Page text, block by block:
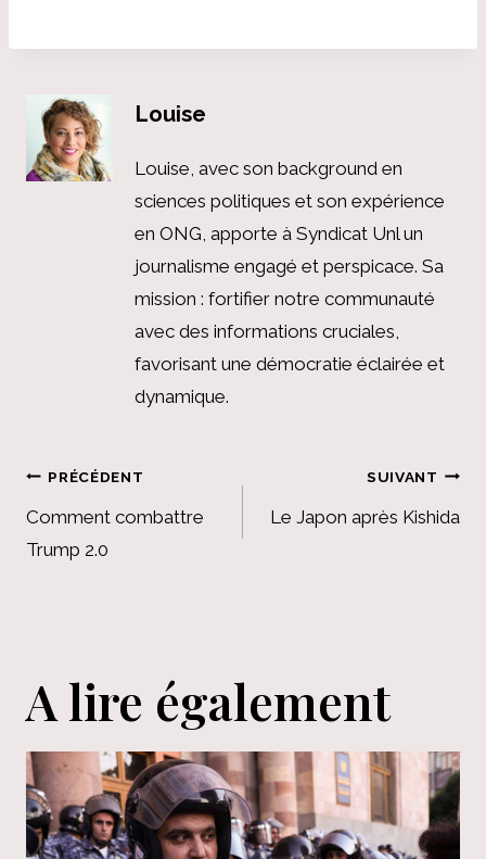
Louise
Louise, avec son background en
sciences politiques et son expérience
en ONG, apporte à Syndicat Unl un
journalisme engagé et perspicace. Sa
mission : fortifier notre communauté
avec des informations cruciales,
favorisant une démocratie éclairée et
dynamique.
Navigation
de
l’article
PRÉCÉDENT
Comment combattre
Trump 2.0
SUIVANT
Le Japon après Kishida
A lire également